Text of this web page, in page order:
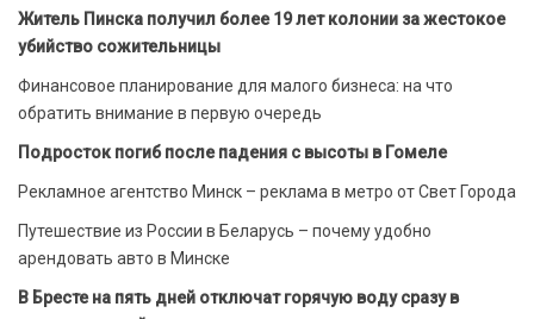
Житель Пинска получил более 19 лет колонии за жестокое
убийство сожительницы
Финансовое планирование для малого бизнеса: на что
обратить внимание в первую очередь
Подросток погиб после падения с высоты в Гомеле
Рекламное агентство Минск – реклама в метро от Свет Города
Путешествие из России в Беларусь – почему удобно
арендовать авто в Минске
В Бресте на пять дней отключат горячую воду сразу в